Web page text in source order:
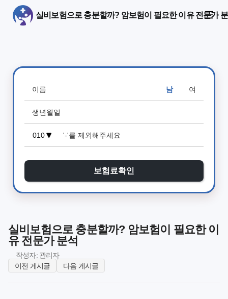
실비보험으로 충분할까? 암보험이 필요한 이유 전문가
남 여
보험료확인
실비보험으로 충분할까? 암보험이 필요한 이
유 전문가 분석
작성자: 관리자
이전 게시글
다음 게시글